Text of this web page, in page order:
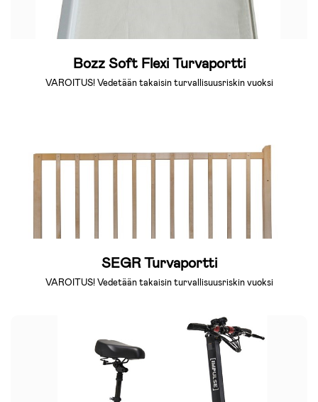
Bozz Soft Flexi Turvaportti
VAROITUS! Vedetään takaisin turvallisuusriskin vuoksi
SEGR Turvaportti
VAROITUS! Vedetään takaisin turvallisuusriskin vuoksi